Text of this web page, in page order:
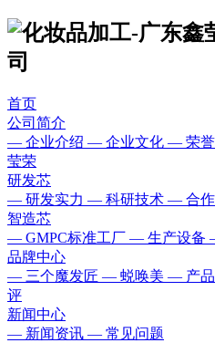
首页
公司简介
— 企业介绍 — 企业文化 — 荣誉
莹荣
研发芯
— 研发实力 — 科研技术 — 合
智造芯
— GMPC标准工厂 — 生产设备
品牌中心
— 三个魔发匠 — 蜕唤美 — 产
评
新闻中心
— 新闻资讯 — 常见问题